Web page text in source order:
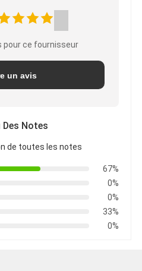
pour ce fournisseur
un avis
Des Notes
de toutes les notes
67%
0%
0%
33%
0%